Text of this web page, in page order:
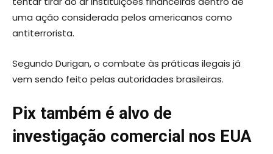
uma ação considerada pelos americanos como
antiterrorista.
Segundo Durigan, o combate às práticas ilegais já
vem sendo feito pelas autoridades brasileiras.
Pix também é alvo de
investigação comercial nos EUA